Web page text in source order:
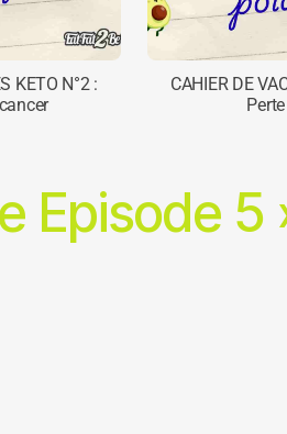
KETO N°2 :
CAHIER DE
Episode 5